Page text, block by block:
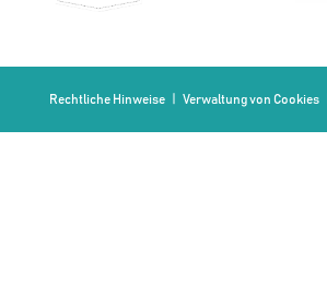
Rechtliche Hinweise Verwaltung von Cookies